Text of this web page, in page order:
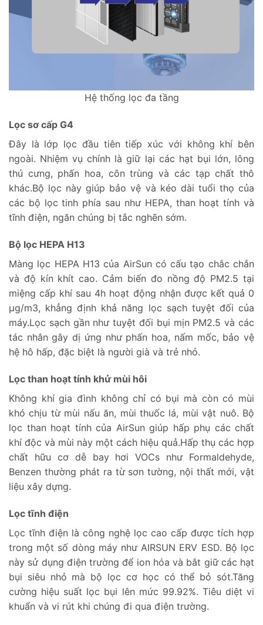
Hệ thống lọc đa tầng
Lọc sơ cấp G4
Đây là lớp lọc đầu tiên tiếp xúc với không khí bên
ngoài. Nhiệm vụ chính là giữ lại các hạt bụi lớn, lông
thú cưng, phấn hoa, côn trùng và các tạp chất thô
khác.Bộ lọc này giúp bảo vệ và kéo dài tuổi thọ của
các bộ lọc tinh phía sau như HEPA, than hoạt tính và
tĩnh điện, ngăn chúng bị tắc nghẽn sớm.
Bộ lọc HEPA H13
Màng lọc HEPA H13 của AirSun có cấu tạo chắc chắn
và độ kín khít cao. Cảm biến đo nồng độ PM2.5 tại
miệng cấp khí sau 4h hoạt động nhận được kết quả 0
µg/m3, khẳng định khả năng lọc sạch tuyệt đối của
máy.Lọc sạch gần như tuyệt đối bụi mịn PM2.5 và các
tác nhân gây dị ứng như phấn hoa, nấm mốc, bảo vệ
hệ hô hấp, đặc biệt là người già và trẻ nhỏ.
Lọc than hoạt tính khử mùi hôi
Không khí gia đình không chỉ có bụi mà còn có mùi
khó chịu từ mùi nấu ăn, mùi thuốc lá, mùi vật nuô. Bộ
lọc than hoạt tính của AirSun giúp hấp phụ các chất
khí độc và mùi này một cách hiệu quả.Hấp thụ các hợp
chất hữu cơ dễ bay hơi VOCs như Formaldehyde,
Benzen thường phát ra từ sơn tường, nội thất mới, vật
liệu xây dựng.
Lọc tĩnh điện
Lọc tĩnh điện là công nghệ lọc cao cấp được tích hợp
trong một số dòng máy như AIRSUN ERV ESD. Bộ lọc
này sử dụng điện trường để ion hóa và bắt giữ các hạt
bụi siêu nhỏ mà bộ lọc cơ học có thể bỏ sót.Tăng
cường hiệu suất lọc bụi lên mức 99.92%. Tiêu diệt vi
khuẩn và vi rút khi chúng đi qua điện trường.